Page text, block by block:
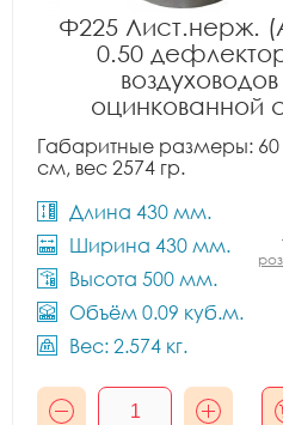
Ф225 Лист.нерж.
0.50
воздуховодов
оцинкованной
Габаритные размеры: 60
см, вес 2574 гр.
Длина 430 мм.
Ширина 430 мм.
Высота 500 мм.
Объём 0.09 куб.м.
Вес: 2.574 кг.